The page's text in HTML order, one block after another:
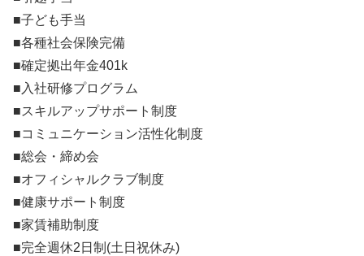
■子ども手当
■各種社会保険完備
■確定拠出年金401k
■入社研修プログラム
■スキルアップサポート制度
■コミュニケーション活性化制度
■総会・締め会
■オフィシャルクラブ制度
■健康サポート制度
■家賃補助制度
■完全週休2日制(土日祝休み)